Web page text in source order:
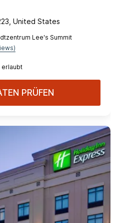
United States
Lee's Summit
erlaubt
PRÜFEN